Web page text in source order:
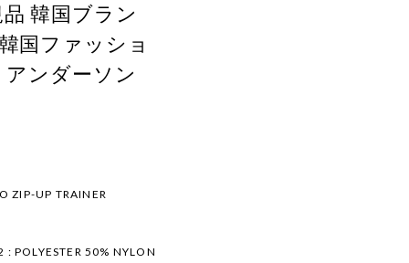
韓国ブラン
国ファッショ
アンダーソン
ZIP-UP TRAINER
: POLYESTER 50% NYLON